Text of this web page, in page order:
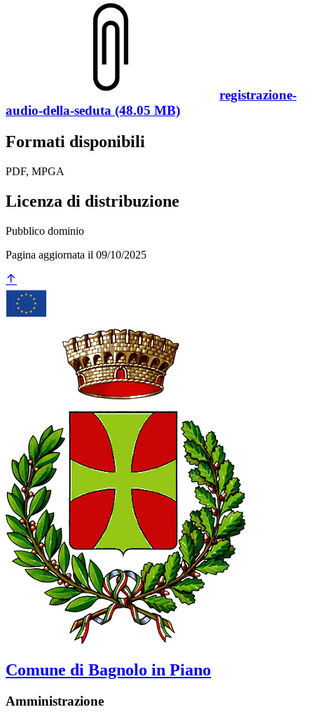
registrazione-
audio-della-seduta (48.05 MB)
Formati disponibili
PDF, MPGA
Licenza di distribuzione
Pubblico dominio
Pagina aggiornata il 09/10/2025
Comune di Bagnolo in Piano
Amministrazione